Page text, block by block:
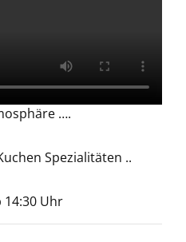
….
Spezialitäten ..
14:30 Uhr